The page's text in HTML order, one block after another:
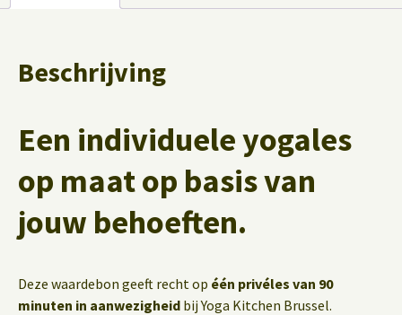
Beschrijving
Een individuele yogales
op maat op basis van
jouw behoeften.
Deze waardebon geeft recht op één privéles van 90
minuten in aanwezigheid bij Yoga Kitchen Brussel.